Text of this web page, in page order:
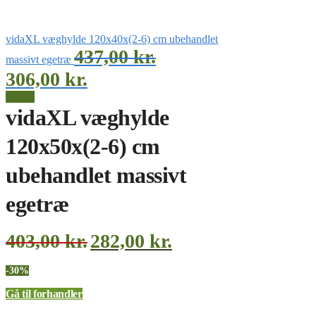
vidaXL væghylde 120x40x(2-6) cm ubehandlet
massivt egetræ 437,00kr.
306,00 kr.
vidaXL væghylde
120x50x(2-6) cm
ubehandlet massivt
egetræ
403,00kr.282,00 kr.
-30%
Gå til forhandler